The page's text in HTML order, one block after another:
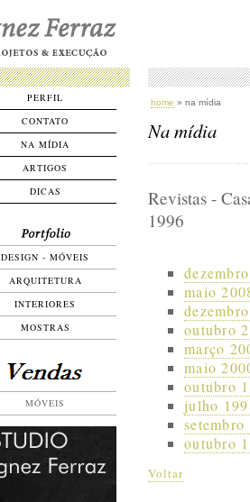
PERFIL
CONTATO
NA MÍDIA
ARTIGOS
DICAS
DESIGN - MÓVEIS
ARQUITETURA
INTERIORES
MOSTRAS
MÓVEIS
home » na mídia
Na mídia
Revistas -
1996
maio
outubro
março
maio
outubro
julho
outubro
Voltar